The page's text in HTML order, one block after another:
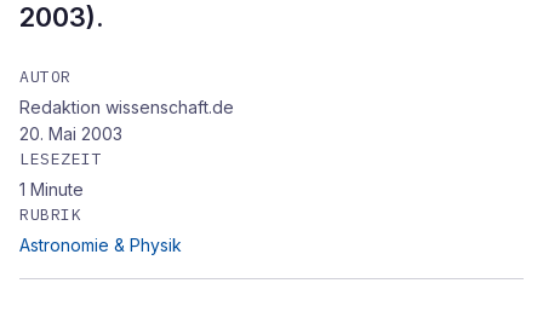
2003).
AUTOR
Redaktion wissenschaft.de
20. Mai 2003
LESEZEIT
1 Minute
RUBRIK
Astronomie & Physik